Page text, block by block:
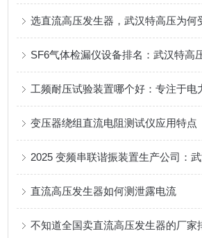
选直流高压发生器，武汉特高压为何
变压器绕组直流电阻测试仪应用特点
直流高压发生器如何测泄露电流